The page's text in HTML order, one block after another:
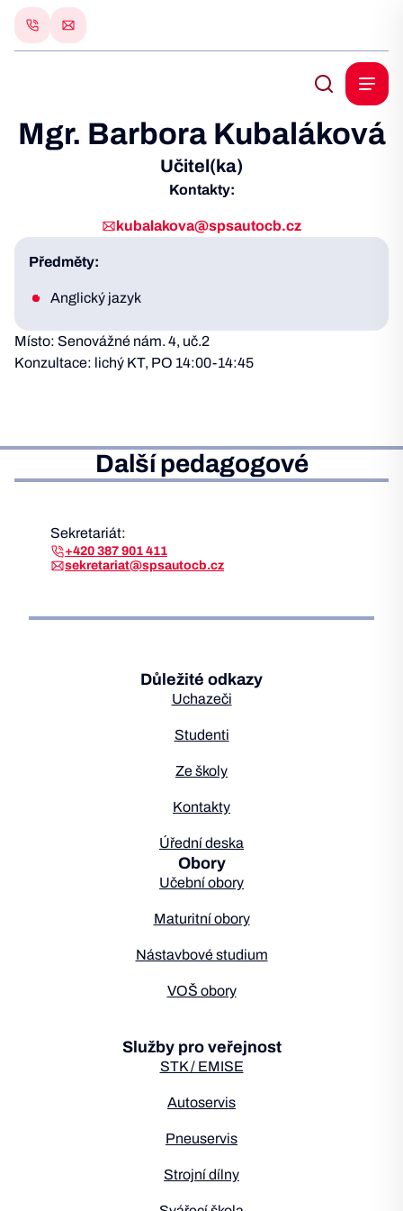
Mgr. Barbora Kubaláková
Učitel(ka)
Kontakty:
kubalakova@spsautocb.cz
Předměty:
Anglický jazyk
Místo: Senovážné nám. 4, uč.2
Konzultace: lichý KT, PO 14:00-14:45
Další pedagogové
Sekretariát:
+420 387 901 411
sekretariat@spsautocb.cz
Důležité odkazy
Uchazeči
Studenti
Ze školy
Kontakty
Úřední deska
Obory
Učební obory
Maturitní obory
Nástavbové studium
VOŠ obory
Služby pro veřejnost
STK / EMISE
Autoservis
Pneuservis
Strojní dílny